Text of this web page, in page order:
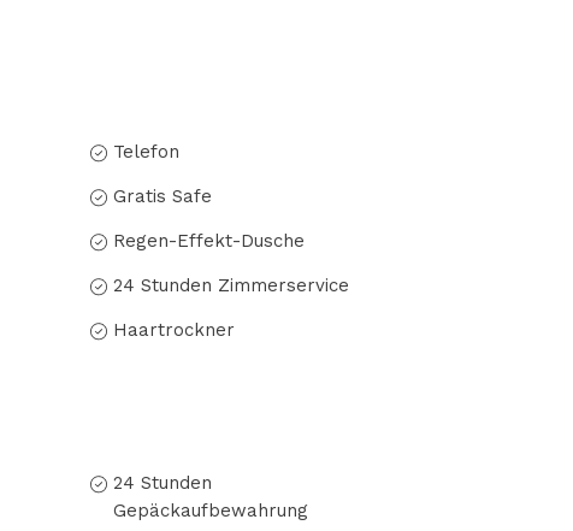
Telefon
Gratis Safe
Regen-Effekt-Dusche
24 Stunden Zimmerservice
Haartrockner
24 Stunden
Gepäckaufbewahrung